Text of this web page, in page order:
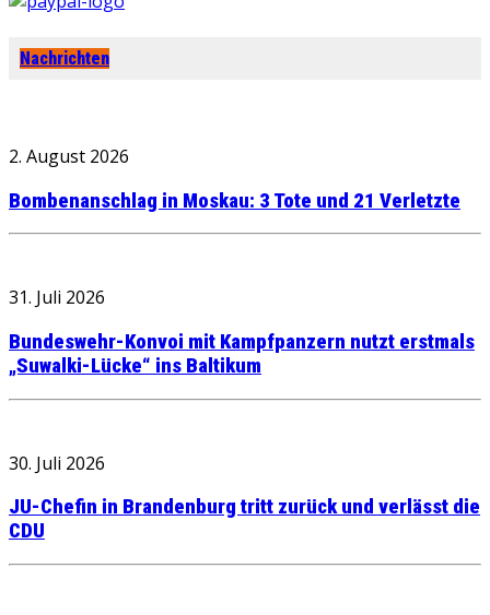
Nachrichten
2. August 2026
Bombenanschlag in Moskau: 3 Tote und 21 Verletzte
31. Juli 2026
Bundeswehr-Konvoi mit Kampfpanzern nutzt erstmals
„Suwalki-Lücke“ ins Baltikum
30. Juli 2026
JU-Chefin in Brandenburg tritt zurück und verlässt die
CDU